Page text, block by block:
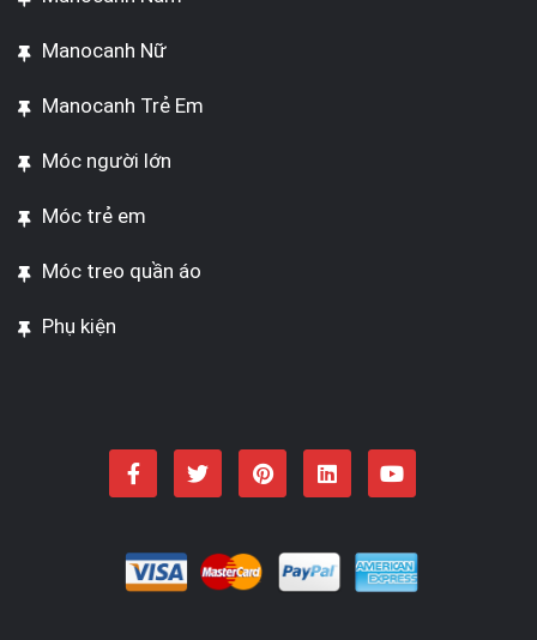
Manocanh Nữ
Manocanh Trẻ Em
Móc người lớn
Móc trẻ em
Móc treo quần áo
Phụ kiện